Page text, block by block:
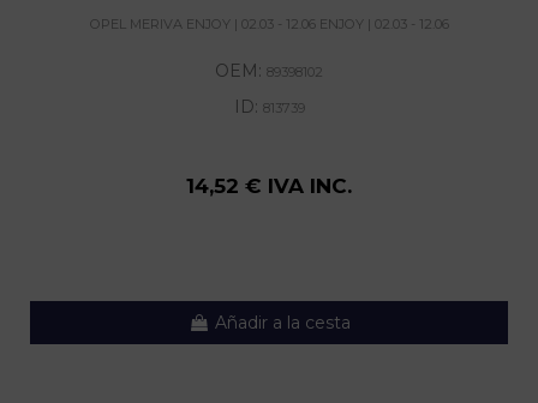
OPEL MERIVA ENJOY | 02.03 - 12.06 ENJOY | 02.03 - 12.06
OEM: 89398102
ID: 813739
14,52 € IVA INC.
Añadir a la cesta